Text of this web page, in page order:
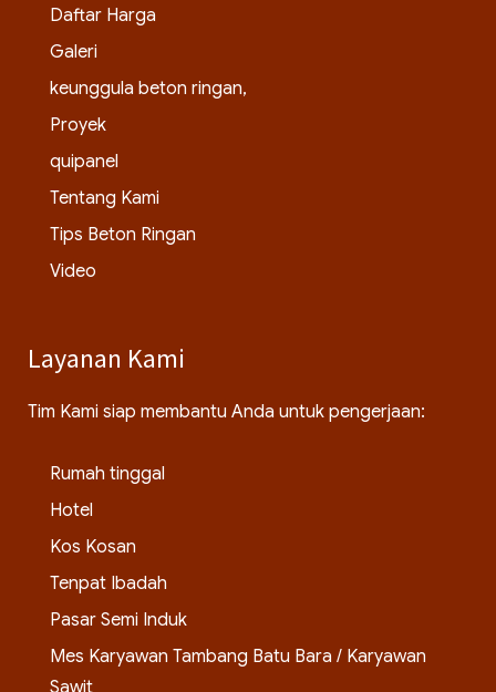
Daftar Harga
Galeri
keunggula beton ringan,
Proyek
quipanel
Tentang Kami
Tips Beton Ringan
Video
Layanan Kami
Tim Kami siap membantu Anda untuk pengerjaan:
Rumah tinggal
Hotel
Kos Kosan
Tenpat Ibadah
Pasar Semi Induk
Mes Karyawan Tambang Batu Bara / Karyawan
Sawit